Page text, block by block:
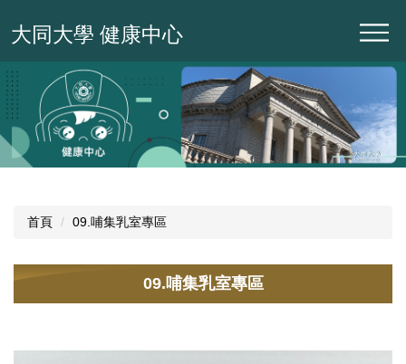
到
要
內
容
區
大同大學 健康中心
首頁 09.哺集乳室專區
09.哺集乳室專區